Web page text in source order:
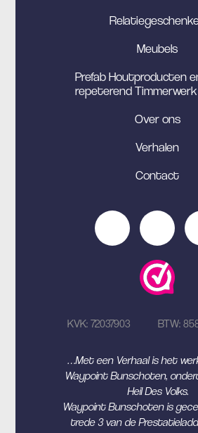
Meubels
Prefab Houtproducten
repeterend Timmerwerk
Over ons
Verhalen
Contact
KVK: 72037903 BTW:
…Met een Verhaal is het
Waypoint Bunschoten,
Heil Des Volks.
Waypoint Bunschoten is
trede 3 van de